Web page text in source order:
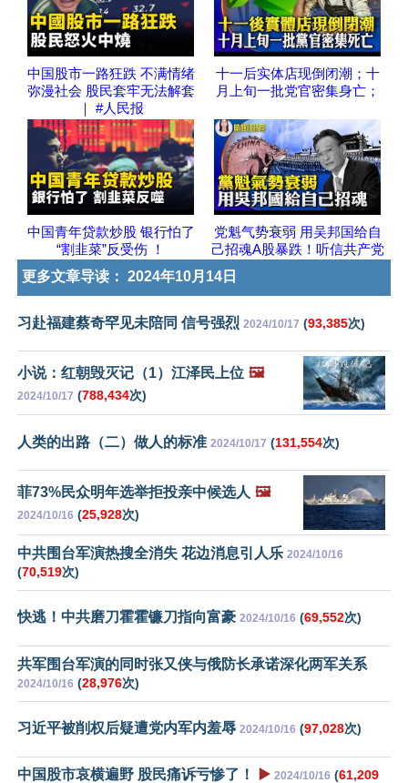
中国股市一路狂跌 不满情绪
弥漫社会 股民套牢无法解套
｜ #人民报
十一后实体店现倒闭潮；十
月上旬一批党官密集身亡；
中国青年贷款炒股 银行怕了
“割韭菜”反受伤 ！
党魁气势衰弱 用吴邦国给自
己招魂A股暴跌！听信共产党
更多文章导读： 2024年10月14日
习赴福建蔡奇罕见未陪同 信号强烈 2024/10/17 (93,385次)
小说：红朝毁灭记（1）江泽民上位 🖼️
2024/10/17 (788,434次)
人类的出路（二）做人的标准 2024/10/17 (131,554次)
菲73%民众明年选举拒投亲中候选人 🖼️
2024/10/16 (25,928次)
中共围台军演热搜全消失 花边消息引人乐 2024/10/16
(70,519次)
快逃！中共磨刀霍霍镰刀指向富豪 2024/10/16 (69,552次)
共军围台军演的同时张又侠与俄防长承诺深化两军关系
2024/10/16 (28,976次)
习近平被削权后疑遭党内军内羞辱 2024/10/16 (97,028次)
中国股市哀横遍野 股民痛诉亏惨了！ ▶️ 2024/10/16 (61,209